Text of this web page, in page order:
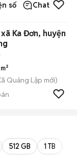
số Chat
Ka Đơn, huyện
Quảng Lập mới)
512 GB 1 TB